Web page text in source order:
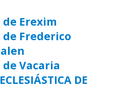
de Erexim
de Frederico
de Vacaria
DE